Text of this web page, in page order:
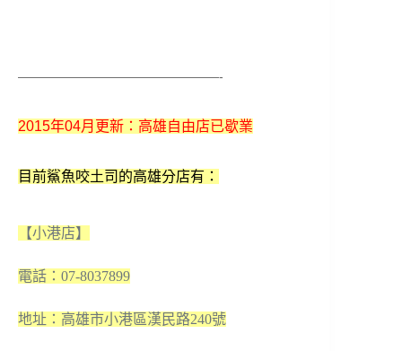
————————————————-
2015年04月更新： 高雄自由店已歇業
目前鯊魚咬土司的高雄分店有：
【小港店】
電話：07-8037899
地址：高雄市小港區漢民路240號